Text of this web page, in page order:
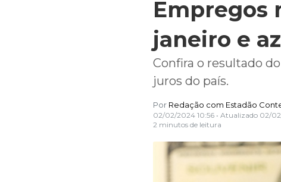
Empregos
janeiro e
Confira o resultado
juros do país.
Por Redação com Estadão
02/02/2024 10:56 • Atualizado 02/
2 minutos de leitura